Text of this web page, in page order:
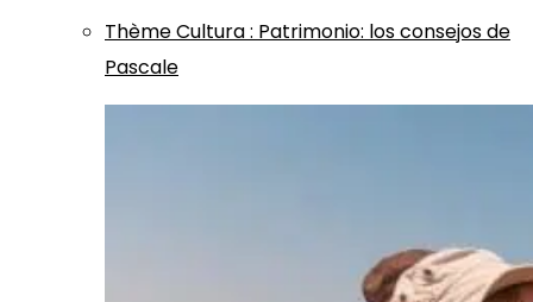
ThèmeCultura: Patrimonio: los consejos de
Pascale